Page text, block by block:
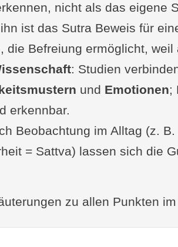
folgende Sutras zu den Gunas
und Fragen von dir zur
VI-13
bewertet: Bücher zum
auf Yoga-Welten.de
nicht als das eigene
ist das Sutra Beweis für
die Befreiung ermöglicht,
: Studien
und Emotionen;
erkennbar.
Beobachtung im Alltag (z.
= Sattva) lassen sich die
zu allen Punkten